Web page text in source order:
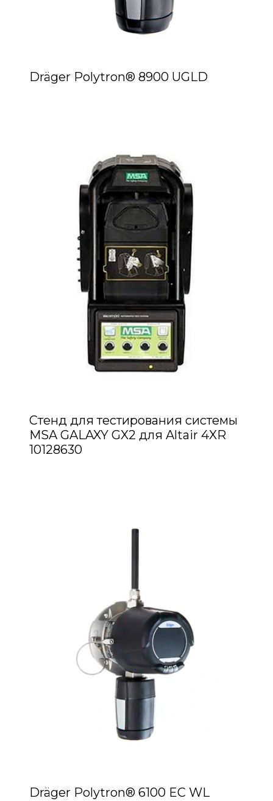
Dräger Polytron® 8900 UGLD
Стенд для тестирования системы
MSA GALAXY GX2 для Altair 4XR
10128630
Dräger Polytron® 6100 EC WL